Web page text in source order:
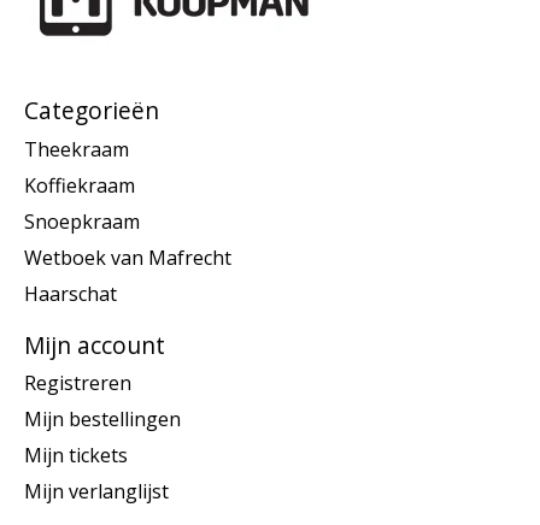
Categorieën
Theekraam
Koffiekraam
Snoepkraam
Wetboek van Mafrecht
Haarschat
Mijn account
Registreren
Mijn bestellingen
Mijn tickets
Mijn verlanglijst